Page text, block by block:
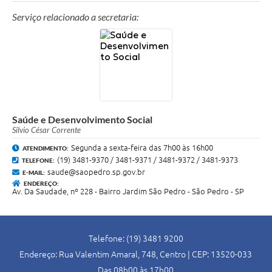
Serviço relacionado a secretaria:
Saúde e Desenvolvimento Social
Silvio César Corrente
ATENDIMENTO: Segunda a sexta-feira das 7h00 às 16h00
TELEFONE: (19) 3481-9370 / 3481-9371 / 3481-9372 / 3481-9373
E-MAIL: saude@saopedro.sp.gov.br
ENDEREÇO:
Av. Da Saudade, nº 228 - Bairro Jardim São Pedro - São Pedro - SP
Telefone: (19) 3481 9200
Endereço: Rua Valentim Amaral, 748, Centro | CEP: 13520-033